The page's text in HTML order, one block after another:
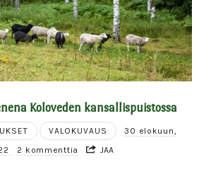
Koloveden kansallispuistossa
VALOKUVAUS
30 elokuun,
2 kommenttia JAA